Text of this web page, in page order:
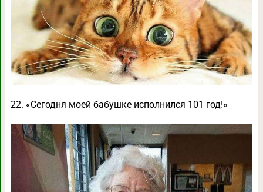
22. «Сегодня моей бабушке исполнился 101 год!»